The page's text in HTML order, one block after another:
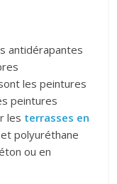
antidérapantes
les peintures
peintures
les terrasses en
polyuréthane
ou en